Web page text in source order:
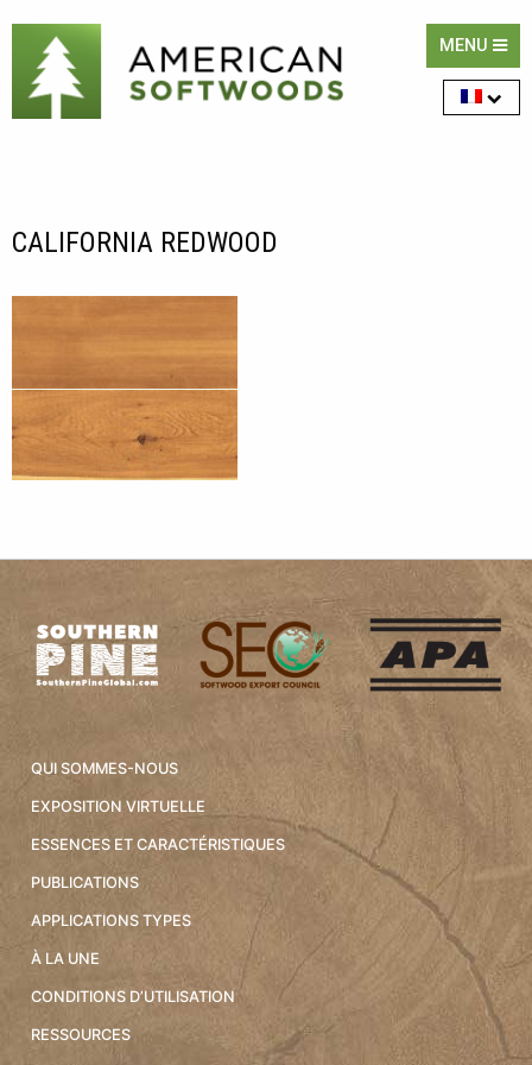
MENU
CALIFORNIA REDWOOD
QUI SOMMES-NOUS
EXPOSITION VIRTUELLE
ESSENCES ET CARACTÉRISTIQUES
PUBLICATIONS
APPLICATIONS TYPES
À LA UNE
CONDITIONS D’UTILISATION
RESSOURCES